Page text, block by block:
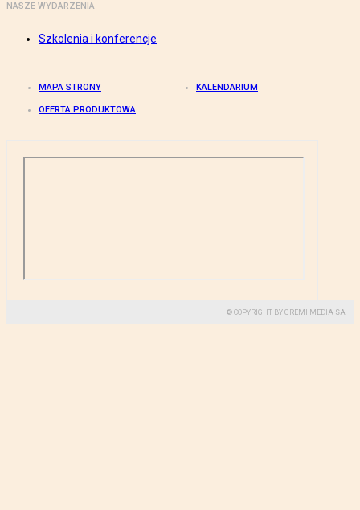
NASZE WYDARZENIA
Szkolenia i konferencje
MAPA STRONY KALENDARIUM
OFERTA PRODUKTOWA
© COPYRIGHT BY GREMI MEDIA SA